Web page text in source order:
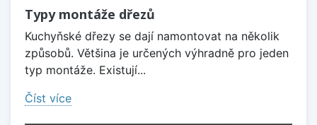
Typy montáže dřezů
Kuchyňské dřezy se dají namontovat na několik
způsobů. Většina je určených výhradně pro jeden
typ montáže. Existují...
Číst více